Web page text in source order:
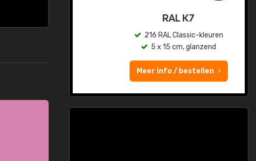
RAL K7
216 RAL Classic-kleuren
5 x 15 cm, glanzend
Meer info / bestellen